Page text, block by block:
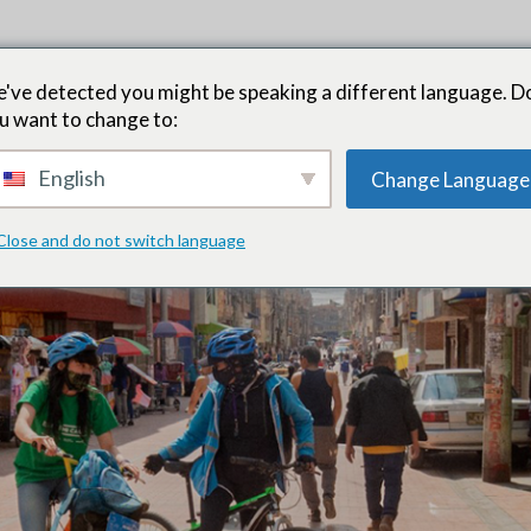
nouvelles Formation et ressources
detected you might be speaking a different language.
want to change to:
English Change Language
and do not switch language